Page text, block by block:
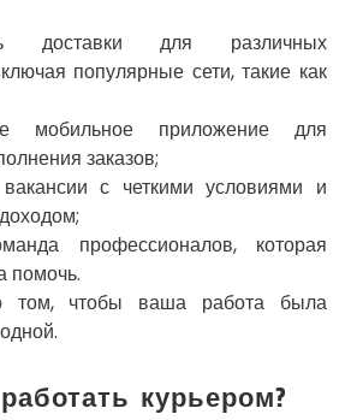
доставки для различных
популярные сети, такие как
мобильное приложение для
заказов;
с четкими условиями и
профессионалов, которая
помочь.
том, чтобы ваша работа была
курьером?